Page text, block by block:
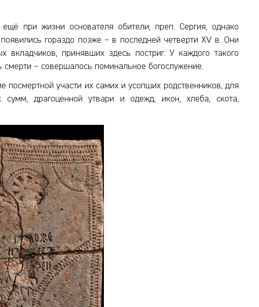
при жизни основателя обители, преп. Сергия, однако
гораздо позже – в последней четверти XV в. Они
вкладчиков, принявших здесь постриг. У каждого такого
– совершалось поминальное богослужение.
посмертной участи их самих и усопших родственников, для
драгоценной утвари и одежд, икон, хлеба, скота,